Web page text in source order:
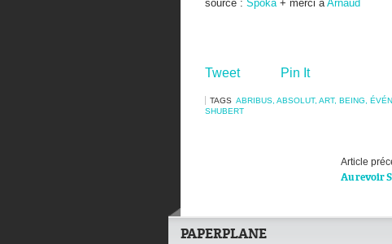
source : Spöka+ merci àArnaud
Tweet Pin It
TAGS ABRIBUS, ABSOLUT, ART, BEING,
SHUBERT
Article
Au revoir
PAPERPLANE